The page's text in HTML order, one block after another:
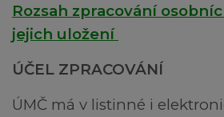
Rozsah zpracování
jejich uložení
ÚČEL ZPRACOVÁNÍ
ÚMČ má v listinné i